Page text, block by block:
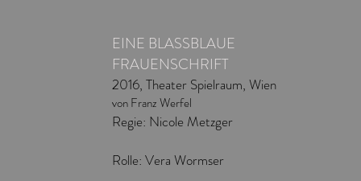
EINE BLASSBLAUE
FRAUENSCHRIFT
2016, Theater Spielraum, Wien
von Franz Werfel
Regie: Nicole Metzger
Rolle: Vera Wormser